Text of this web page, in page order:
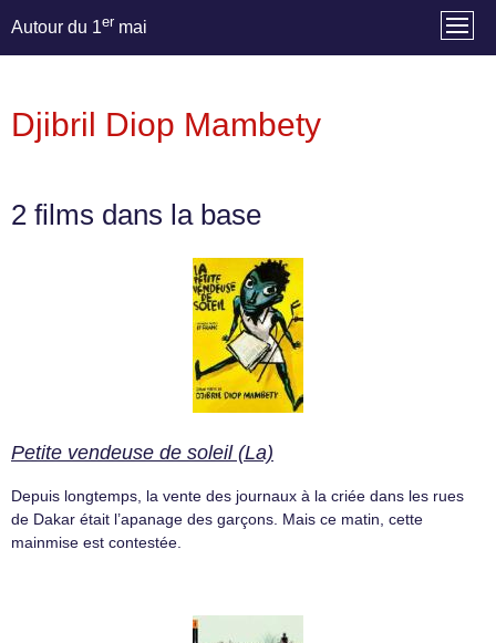
Autour du 1er mai
Djibril Diop Mambety
2 films dans la base
Petite vendeuse de soleil (La)
Depuis longtemps, la vente des journaux à la criée dans les rues
de Dakar était l’apanage des garçons. Mais ce matin, cette
mainmise est contestée.